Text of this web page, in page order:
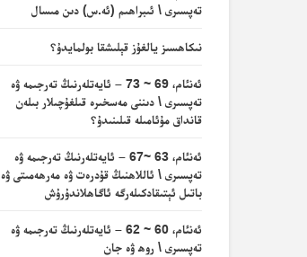
تەپسىرى \ ئىبراھىم (ئە.س) دىن مىسال
نىكاھسىز يالغۇز قېلىشقا بولمايدۇ؟
ئەنئام، 69 ~ 73 – ئايەتلەرنىڭ تەرجىمە ۋە
تەپسىرى \ دىننى مەسخىرە قىلغۇچىلار بىلەن
قانداق مۇئامىلە قىلىنىدۇ؟
ئەنئام، 63 ~67 – ئايەتلەرنىڭ تەرجىمە ۋە
تەپسىرى \ ئاللاھنىڭ قۇدرەت ۋە مەرھەمىتى ۋە
باتىل ئېتىقادكىلەرگە ئاگاھلاندۇرۇش
ئەنئام، 60 ~ 62 – ئايەتلەرنىڭ تەرجىمە ۋە
تەپسىرى \ روھ ۋە جان